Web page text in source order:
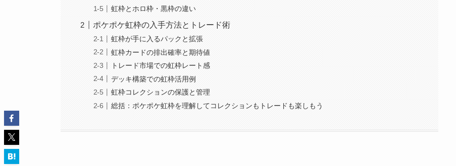
虹枠とホロ枠・黒枠の違い
ポケポケ虹枠の入手方法とトレード術
虹枠が手に入るパックと拡張
虹枠カードの排出確率と期待値
トレード市場での虹枠レート感
デッキ構築での虹枠活用例
虹枠コレクションの保護と管理
総括：ポケポケ虹枠を理解してコレクションもトレードも楽しもう